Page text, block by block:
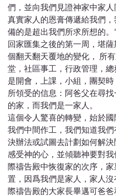
們，並向我們見證神家中家
真實家人的恩膏傳遞給我們
備的是超出我們所求所想的。
回家匯集之後的第一周，堪
個翻天翻天覆地的變化， 所
堂，社區事工，行政管理，
是開會，上課，小組，團契時
所領受的信息：阿爸父在尋
的家，而我們是一家人。
這個令人驚喜的轉變，始於
我們中間作工，我們知道我
決辦法或試圖去計劃如何解
感受神的心，並傾聽神要對
際禱告殿中恢復家的次序，
置，因爲我們是家人，家人
際禱告殿的大家長畢邁可爸